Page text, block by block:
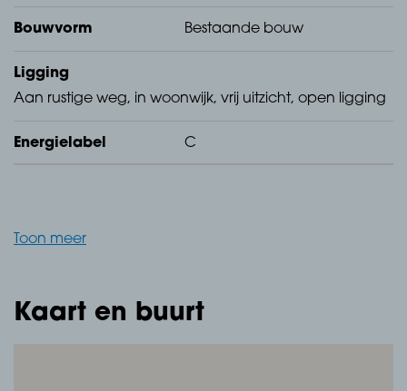
Begane grond
Entree, v.v. betonnen vloer gedekt met pvc,
structuurwerk wanden, stucwerk plafond, trapopgang
naar de eerste verdieping, kelderkast, betegeld toilet
en meterkast.
plafond en openslaande deuren naar de achtertuin.
Keuken, v.v. betonnen vloer gedekt met tegels, agnes
platen plafond, keukenblok met werkblad, 5-pits
Bouwvorm Bestaande bouw
Ligging
Aan rustige weg, in woonwijk, vrij uitzicht, open ligging
Energielabel C
Toon meer
Kaart en buurt